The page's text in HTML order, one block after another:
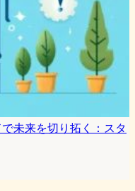
未来を切り拓く：スタ